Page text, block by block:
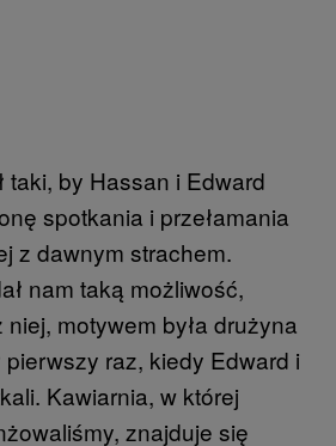
taki, by Hassan i Edward
spotkania i przełamania
z dawnym strachem.
nam taką możliwość,
motywem była drużyna
pierwszy raz, kiedy Edward i
Kawiarnia, w której
znajduje się